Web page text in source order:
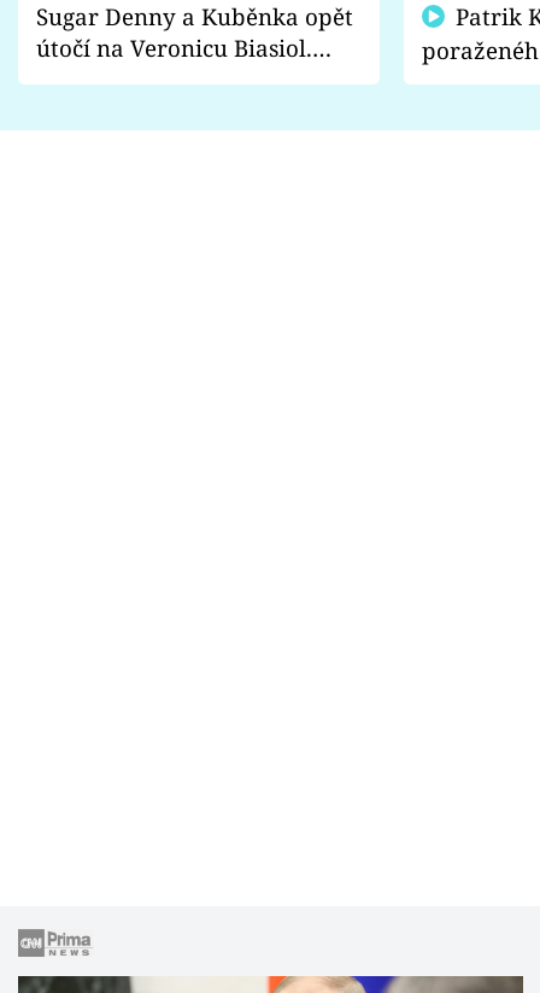
Sugar Denny a Kuběnka opět
útočí na Veronicu Biasiol.
Proč je podle nich falešná a
fanoušci